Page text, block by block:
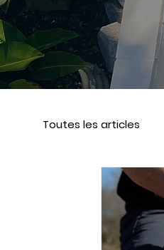
Toutes les articles